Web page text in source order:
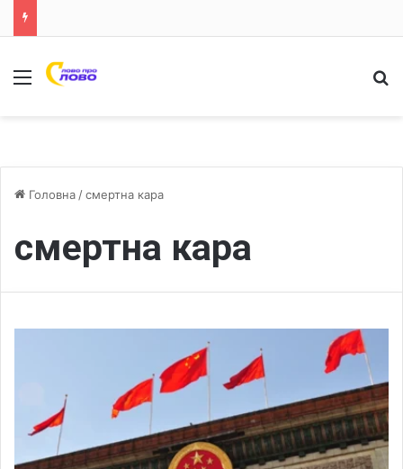
Меню
Головна /смертна кара
смертна кара